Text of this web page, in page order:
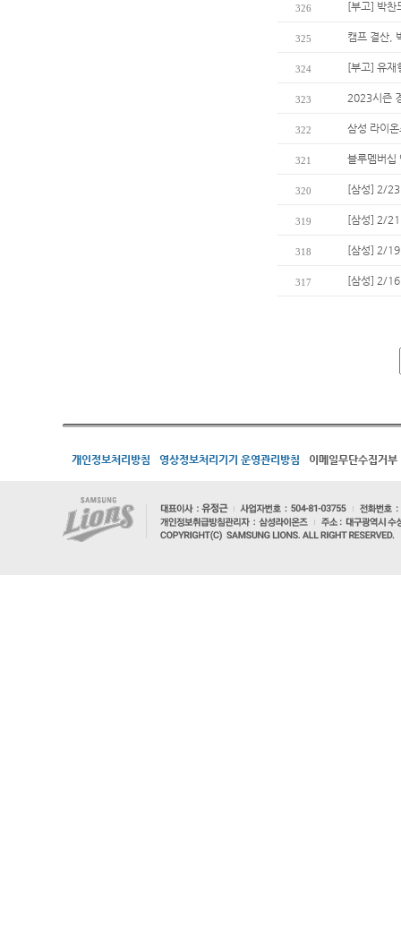
326 [부고] 박찬
325 캠프 결산,
324 [부고] 유재
323 2023시즌
322 삼성 라이
321 블루멤버십
320 [삼성] 2/
319 [삼성] 2/
318 [삼성] 2/
317 [삼성] 2/
개인정보처리방침 영상정보처리기기 운영관리방침 이메일무단수집거부